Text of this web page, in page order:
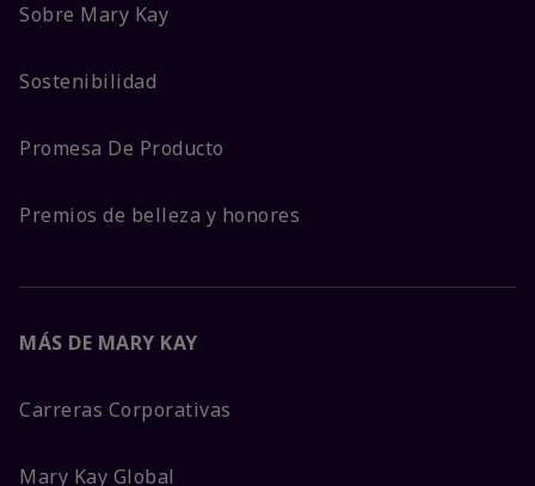
Sobre Mary Kay
Sostenibilidad
Promesa De Producto
Premios de belleza y honores
MÁS DE MARY KAY
Carreras Corporativas
Mary Kay Global